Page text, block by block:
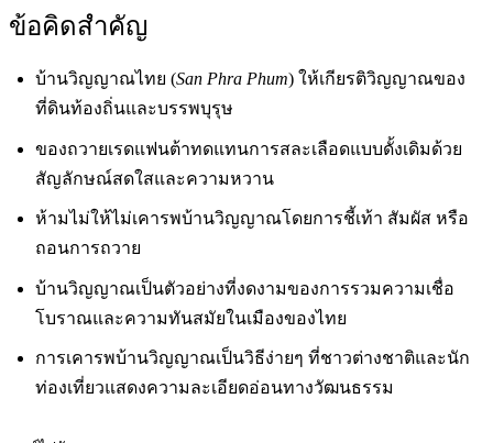
ข้อคิดสำคัญ
บ้านวิญญาณไทย (San Phra Phum) ให้เกียรติวิญญาณของ
ที่ดินท้องถิ่นและบรรพบุรุษ
ของถวายเรดแฟนต้าทดแทนการสละเลือดแบบดั้งเดิมด้วย
สัญลักษณ์สดใสและความหวาน
ห้ามไม่ให้ไม่เคารพบ้านวิญญาณโดยการชี้เท้า สัมผัส หรือ
ถอนการถวาย
บ้านวิญญาณเป็นตัวอย่างที่งดงามของการรวมความเชื่อ
โบราณและความทันสมัยในเมืองของไทย
การเคารพบ้านวิญญาณเป็นวิธีง่ายๆ ที่ชาวต่างชาติและนัก
ท่องเที่ยวแสดงความละเอียดอ่อนทางวัฒนธรรม